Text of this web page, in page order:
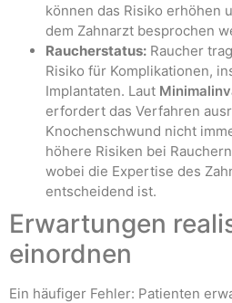
können das Risiko erhöhen
dem Zahnarzt besprochen
Raucherstatus: Raucher
Risiko für Komplikationen,
Implantaten. Laut
erfordert das Verfahren
Knochenschwund nicht
höhere Risiken bei
wobei die Expertise des
entscheidend ist.
Erwartungen
einordnen
Ein häufiger Fehler: Patienten